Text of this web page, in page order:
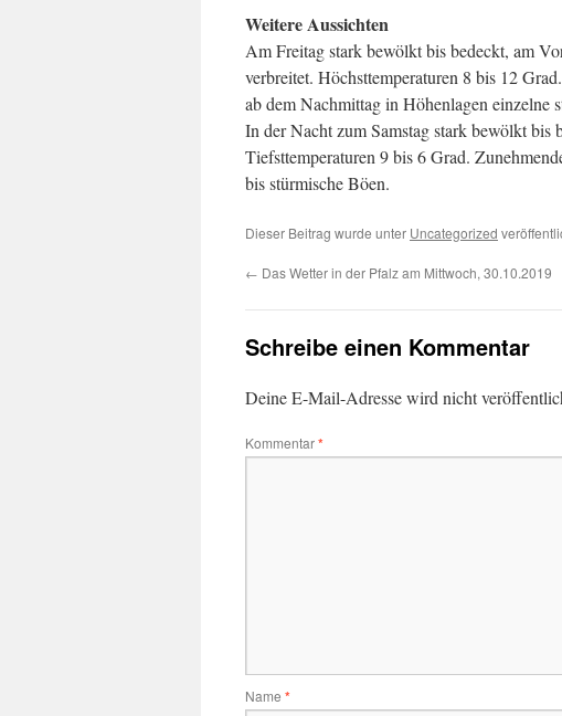
Weitere Aussichten
Am Freitag stark bewölkt bis bedeckt, am
verbreitet. Höchsttemperaturen 8 bis 12
ab dem Nachmittag in Höhenlagen einzelne
In der Nacht zum Samstag stark bewölkt bis
Tiefsttemperaturen 9 bis 6 Grad.
bis stürmische Böen.
Dieser Beitrag wurde unter Uncategorized
← Das Wetter in der Pfalz am Mittwoch, 30.10.2019
Schreibe einen Kommentar
Deine E-Mail-Adresse wird nicht
Kommentar*
Name *